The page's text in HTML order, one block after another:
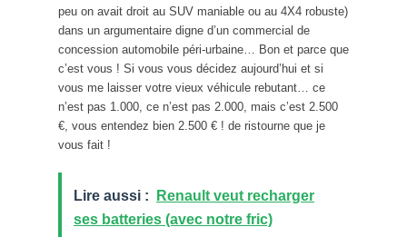
peu on avait droit au SUV maniable ou au 4X4 robuste)
dans un argumentaire digne d’un commercial de
concession automobile péri-urbaine… Bon et parce que
c’est vous ! Si vous vous décidez aujourd’hui et si
vous me laisser votre vieux véhicule rebutant… ce
n’est pas 1.000, ce n’est pas 2.000, mais c’est 2.500
€, vous entendez bien 2.500 € ! de ristourne que je
vous fait !
Lire aussi :
Renault veut recharger
ses batteries (avec notre fric)